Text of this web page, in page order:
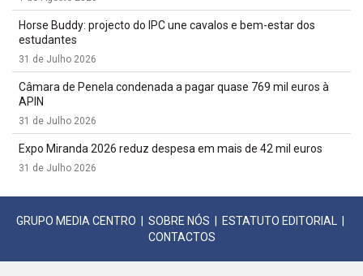
Horse Buddy: projecto do IPC une cavalos e bem-estar dos
estudantes
31 de Julho 2026
Câmara de Penela condenada a pagar quase 769 mil euros à
APIN
31 de Julho 2026
Expo Miranda 2026 reduz despesa em mais de 42 mil euros
31 de Julho 2026
GRUPO MEDIA CENTRO SOBRE NÓS ESTATUTO EDITORIAL
CONTACTOS